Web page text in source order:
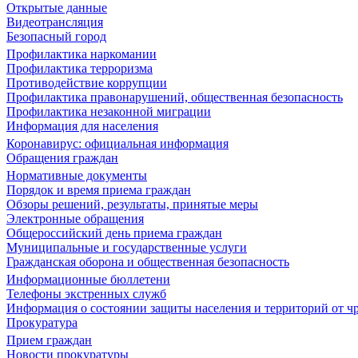
Открытые данные
Видеотрансляция
Безопасный город
Профилактика наркомании
Профилактика терроризма
Противодействие коррупции
Профилактика правонарушений, общественная безопасность
Профилактика незаконной миграции
Информация для населения
Коронавирус: официальная информация
Обращения граждан
Нормативные документы
Порядок и время приема граждан
Обзоры решений, результаты, принятые меры
Электронные обращения
Общероссийский день приема граждан
Муниципальные и государственные услуги
Гражданская оборона и общественная безопасность
Информационные бюллетени
Телефоны экстренных служб
Информация о состоянии защиты населения и территорий от
Прокуратура
Прием граждан
Новости прокуратуры